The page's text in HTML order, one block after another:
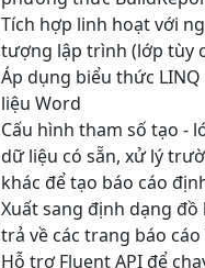
Tích hợp linh hoạt với
tượng lập trình (lớp tùy
Áp dụng biểu thức
liệu Word
Cấu hình tham số tạo -
dữ liệu có sẵn, xử lý
khác để tạo báo cáo
Xuất sang định dạng
trả về các trang báo
Hỗ trợ Fluent API để